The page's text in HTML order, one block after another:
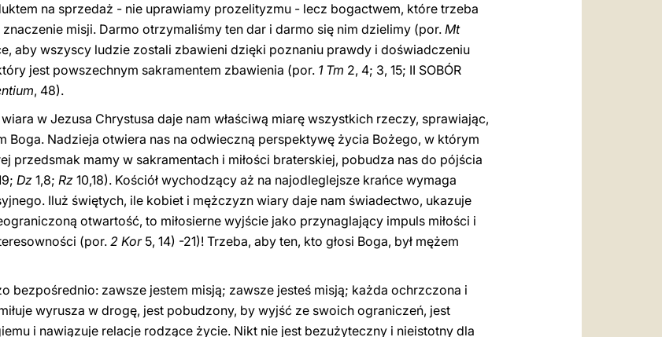
na sprzedaż - nie uprawiamy prozelityzmu - lecz bogactwem, które trzeba
misji. Darmo otrzymaliśmy ten dar i darmo się nim dzielimy (por. Mt
aby wszyscy ludzie zostali zbawieni dzięki poznaniu prawdy i doświadczeniu
jest powszechnym sakramentem zbawienia (por. 1 Tm 2, 4; 3, 15; II SOBÓR
, 48).
w Jezusa Chrystusa daje nam właściwą miarę wszystkich rzeczy, sprawiając,
Boga. Nadzieja otwiera nas na odwieczną perspektywę życia Bożego, w którym
przedsmak mamy w sakramentach i miłości braterskiej, pobudza nas do pójścia
Dz 1,8; Rz 10,18). Kościół wychodzący aż na najodleglejsze krańce wymaga
Iluż świętych, ile kobiet i mężczyzn wiary daje nam świadectwo, ukazuje
otwartość, to miłosierne wyjście jako przynaglający impuls miłości i
(por.2 Kor5, 14) -21)! Trzeba, aby ten, kto głosi Boga, był mężem
bezpośrednio: zawsze jestem misją; zawsze jesteś misją; każda ochrzczona i
wyrusza w drogę, jest pobudzony, by wyjść ze swoich ograniczeń, jest
i nawiązuje relacje rodzące życie. Nikt nie jest bezużyteczny i nieistotny dla